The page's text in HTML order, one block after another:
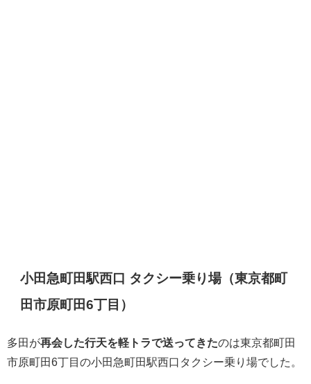
小田急町田駅西口 タクシー乗り場（東京都町
田市原町田6丁目）
多田が再会した行天を軽トラで送ってきたのは東京都町田
市原町田6丁目の小田急町田駅西口タクシー乗り場でした。